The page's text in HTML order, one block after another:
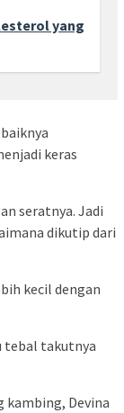
yang
keras
seratnya. Jadi
dikutip dari
kecil dengan
tebal takutnya
kambing, Devina